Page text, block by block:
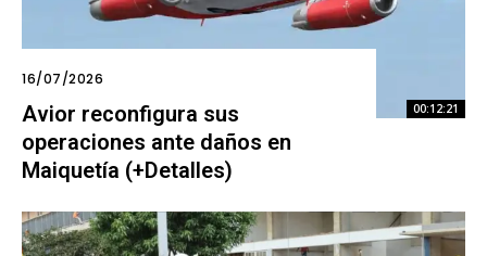
00:12:21
16/07/2026
Avior reconfigura sus
operaciones ante daños en
Maiquetía (+Detalles)